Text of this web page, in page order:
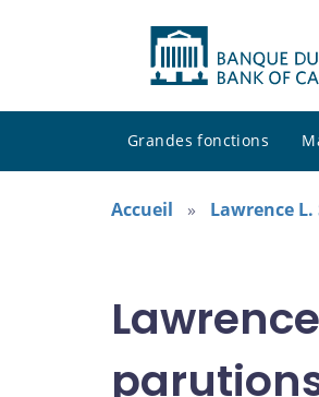
Grandes fonctions
Accueil Lawrence